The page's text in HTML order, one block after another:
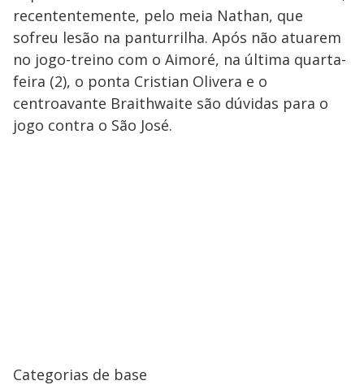
recententemente, pelo meia Nathan, que
sofreu lesão na panturrilha. Após não atuarem
no jogo-treino com o Aimoré, na última quarta-
feira (2), o ponta Cristian Olivera e o
centroavante Braithwaite são dúvidas para o
jogo contra o São José.
Categorias de base